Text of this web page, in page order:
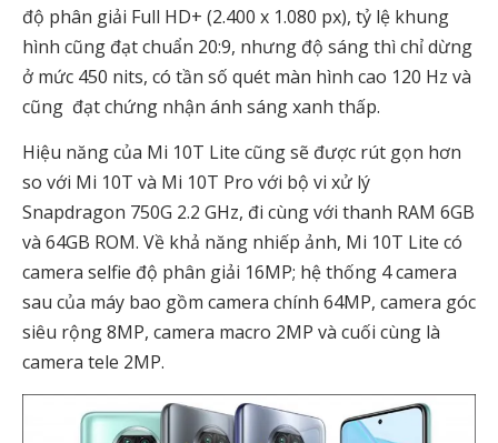
độ phân giải Full HD+ (2.400 x 1.080 px), tỷ lệ khung
hình cũng đạt chuẩn 20:9, nhưng độ sáng thì chỉ dừng
ở mức 450 nits, có tần số quét màn hình cao 120 Hz và
cũng đạt chứng nhận ánh sáng xanh thấp.
Hiệu năng của Mi 10T Lite cũng sẽ được rút gọn hơn
so với Mi 10T và Mi 10T Pro với bộ vi xử lý
Snapdragon 750G 2.2 GHz, đi cùng với thanh RAM 6GB
và 64GB ROM. Về khả năng nhiếp ảnh, Mi 10T Lite có
camera selfie độ phân giải 16MP; hệ thống 4 camera
sau của máy bao gồm camera chính 64MP, camera góc
siêu rộng 8MP, camera macro 2MP và cuối cùng là
camera tele 2MP.